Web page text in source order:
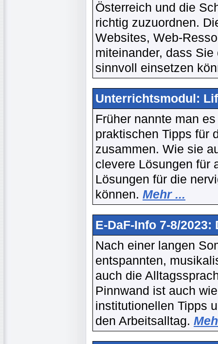
Österreich und die
richtig zuzuordnen.
Websites, Web-
miteinander, dass
sinnvoll einsetzen
Unterrichtsmodul:
Früher nannte man
praktischen Tipps für
zusammen. Wie sie
clevere Lösungen für
Lösungen für die
können. Mehr ...
E-DaF-Info 7-8/
Nach einer langen
entspannten,
auch die
Pinnwand ist auch
institutionellen Tipps
den Arbeitsalltag.